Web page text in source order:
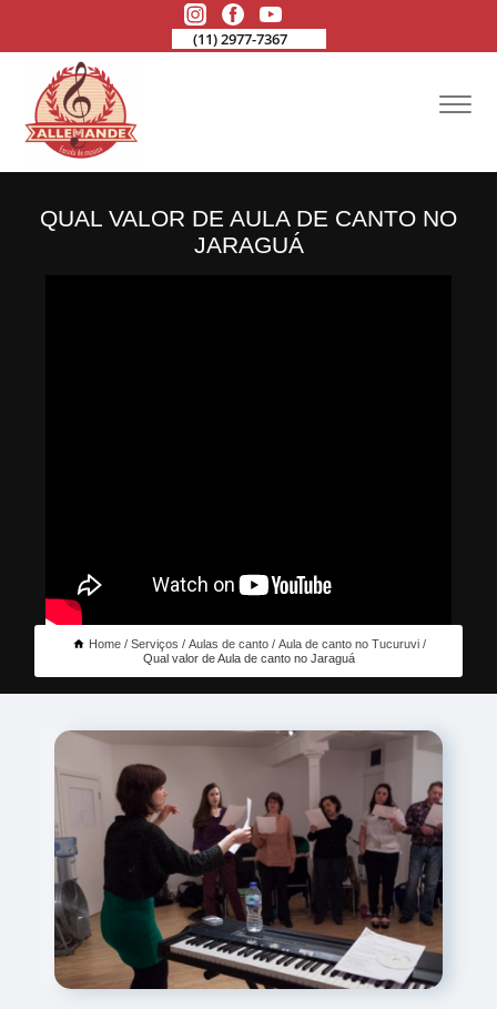
(11) 2977-7367
QUAL VALOR DE AULA DE CANTO NO
JARAGUÁ
Home Serviços Aulas de canto
Aula de canto no Tucuruvi
Qual valor de Aula de canto no Jaraguá